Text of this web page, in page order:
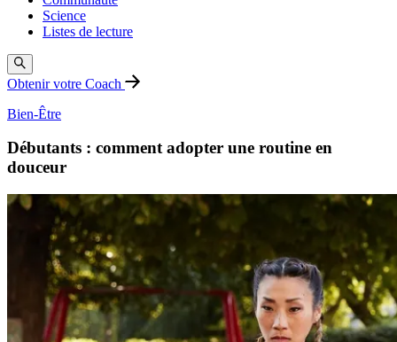
Science
Listes de lecture
Obtenir votre Coach
Bien-Être
Débutants : comment adopter une routine en
douceur